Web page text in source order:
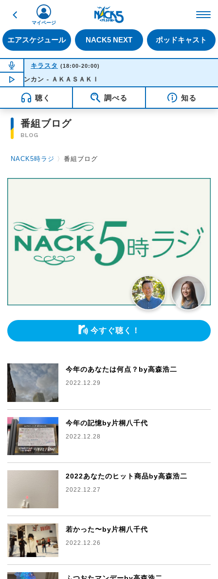
戻る
エアスケジュール NACK5 NEXT ポッドキャスト
マイページ
NOW ON AIR
キラスタ (18:00-20:00)
NOW PLAYING18:50
チンカン - ＡＫＡＳＡＫＩ
聴く 調べる 知る
番組ブログ
BLOG
NACK5時ラジ 〉番組ブログ
今すぐ聴く！
今年のあなたは何点？by高森浩二
2022.12.29
今年の記憶by片桐八千代
2022.12.28
2022あなたのヒット商品by高森浩二
2022.12.27
若かった〜by片桐八千代
2022.12.26